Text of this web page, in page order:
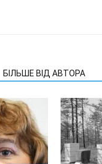
БІЛЬШЕ ВІД АВТОРА